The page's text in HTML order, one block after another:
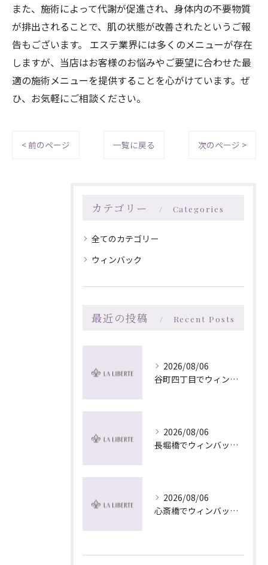
また、施術によって代謝が促進され、身体内の不要物質
が排出されることで、肌の状態が改善されたというご報
告もございます。 エステ業界には多くのメニューが存在
しますが、当店はお客様のお悩みやご要望に合わせた最
適の施術メニューを提供することを心がけています。ぜ
ひ、お気軽にご相談ください。
< 前のページ 一覧に戻る 次のページ >
カテゴリー Categories
全てのカテゴリー
ウィンバック
最近の投稿 Recent Posts
2026/08/06
谷町四丁目でウィンバック×マッサージ｜LA LIBERTE
2026/08/06
長堀橋でウィンバック×マッサージ｜LA LIBERTE
2026/08/06
心斎橋でウィンバック×マッサージ｜LA LIBERTE